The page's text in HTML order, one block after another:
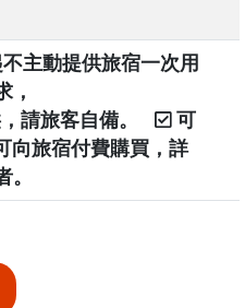
主動提供旅宿一次用
，
請旅客自備。
可
向旅宿付費購買，詳